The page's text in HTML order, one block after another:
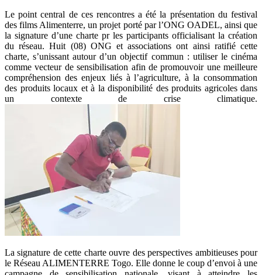
Le point central de ces rencontres a été la présentation du festival
des films Alimenterre, un projet porté par l’ONG OADEL, ainsi que
la signature d’une charte pr les participants officialisant la création
du réseau. Huit (08) ONG et associations ont ainsi ratifié cette
charte, s’unissant autour d’un objectif commun : utiliser le cinéma
comme vecteur de sensibilisation afin de promouvoir une meilleure
compréhension des enjeux liés à l’agriculture, à la consommation
des produits locaux et à la disponibilité des produits agricoles dans
un contexte de crise climatique.
La signature de cette charte ouvre des perspectives ambitieuses pour
le Réseau ALIMENTERRE Togo. Elle donne le coup d’envoi à une